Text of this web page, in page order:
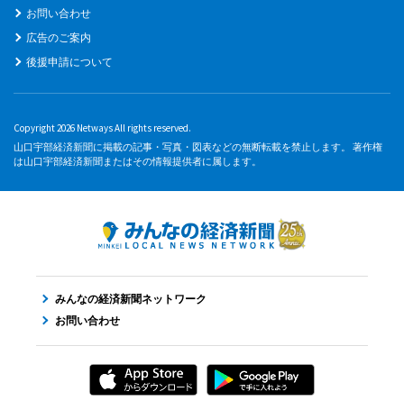
お問い合わせ
広告のご案内
後援申請について
Copyright 2026 Netways All rights reserved.
山口宇部経済新聞に掲載の記事・写真・図表などの無断転載を禁止します。 著作権
は山口宇部経済新聞またはその情報提供者に属します。
みんなの経済新聞ネットワーク
お問い合わせ